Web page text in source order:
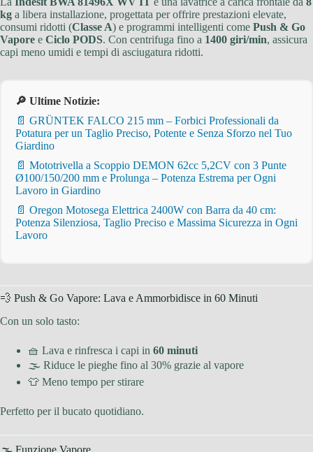
kg a libera installazione, progettata per offrire prestazioni elevate,
consumi ridotti (Classe A) e programmi intelligenti come Push & Go
Vapore e Ciclo PODS. Con centrifuga fino a 1400 giri/min, assicura
capi meno umidi e tempi di asciugatura ridotti.
🔎 Ultime Notizie:
📄 GRÜNTEK FALCO 215 mm – Forbici Professionali da
Potatura per un Taglio Preciso, Potente e Senza Sforzo nel Tuo
Giardino
📄 Mototrivella a Scoppio DEMON 62cc 5,2CV con 3 Punte
Ø100/150/200 mm e Prolunga – Potenza Estrema per Ogni
Lavoro in Giardino
📄 Oregon Motosega Elettrica 2400W con Barra da 40 cm:
Potenza Silenziosa, Taglio Preciso e Massima Sicurezza in Ogni
Lavoro
💨 Push & Go Vapore: Lava e Ammorbidisce in 60 Minuti
Con un solo tasto:
🧺 Lava e rinfresca i capi in 60 minuti
🌫 Riduce le pieghe fino al 30% grazie al vapore
👕 Meno tempo per stirare
Perfetto per il bucato quotidiano.
🌫 Funzione Vapore